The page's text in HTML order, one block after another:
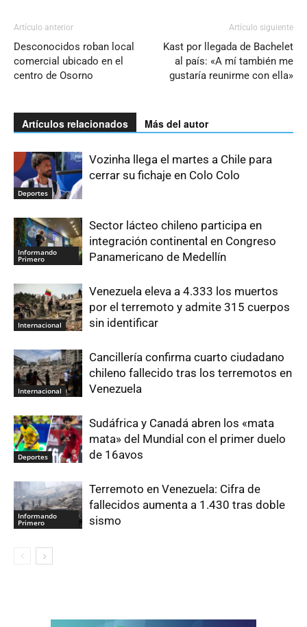
Artículo anterior
Desconocidos roban local
comercial ubicado en el
centro de Osorno
Artículo siguiente
Kast por llegada de Bachelet
al país: «A mí también me
gustaría reunirme con ella»
Artículos relacionados Más del autor
Deportes
Vozinha llega el martes a Chile para
cerrar su fichaje en Colo Colo
Informando
Primero
Sector lácteo chileno participa en
integración continental en Congreso
Panamericano de Medellín
Internacional
Venezuela eleva a 4.333 los muertos
por el terremoto y admite 315 cuerpos
sin identificar
Internacional
Cancillería confirma cuarto ciudadano
chileno fallecido tras los terremotos en
Venezuela
Deportes
Sudáfrica y Canadá abren los «mata
mata» del Mundial con el primer duelo
de 16avos
Informando
Primero
Terremoto en Venezuela: Cifra de
fallecidos aumenta a 1.430 tras doble
sismo